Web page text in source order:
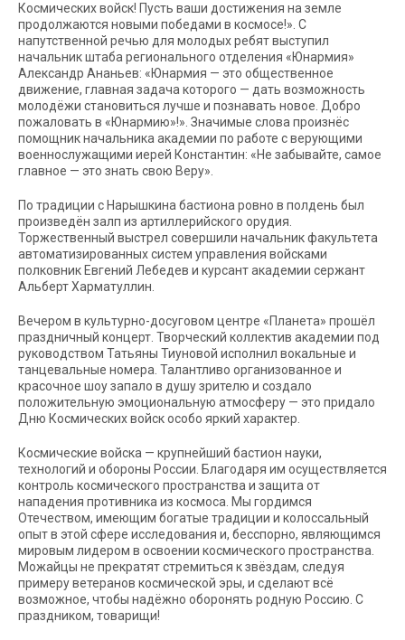
Космических войск! Пусть ваши достижения на земле
продолжаются новыми победами в космосе!». С
напутственной речью для молодых ребят выступил
начальник штаба регионального отделения «Юнармия»
Александр Ананьев: «Юнармия — это общественное
движение, главная задача которого — дать возможность
молодёжи становиться лучше и познавать новое. Добро
пожаловать в «Юнармию»!». Значимые слова произнёс
помощник начальника академии по работе с верующими
военнослужащими иерей Константин: «Не забывайте, самое
главное — это знать свою Веру».
По традиции с Нарышкина бастиона ровно в полдень был
произведён залп из артиллерийского орудия.
Торжественный выстрел совершили начальник факультета
автоматизированных систем управления войсками
полковник Евгений Лебедев и курсант академии сержант
Альберт Харматуллин.
Вечером в культурно-досуговом центре «Планета» прошёл
праздничный концерт. Творческий коллектив академии под
руководством Татьяны Тиуновой исполнил вокальные и
танцевальные номера. Талантливо организованное и
красочное шоу запало в душу зрителю и создало
положительную эмоциональную атмосферу — это придало
Дню Космических войск особо яркий характер.
Космические войска — крупнейший бастион науки,
технологий и обороны России. Благодаря им осуществляется
контроль космического пространства и защита от
нападения противника из космоса. Мы гордимся
Отечеством, имеющим богатые традиции и колоссальный
опыт в этой сфере исследования и, бесспорно, являющимся
мировым лидером в освоении космического пространства.
Можайцы не прекратят стремиться к звёздам, следуя
примеру ветеранов космической эры, и сделают всё
возможное, чтобы надёжно оборонять родную Россию. С
праздником, товарищи!